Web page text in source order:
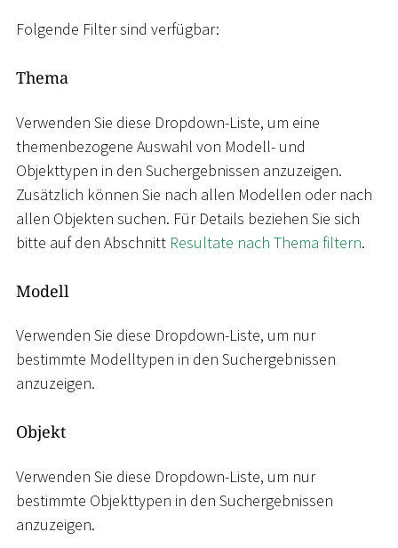
Folgende Filter sind verfügbar:
Thema
Verwenden Sie diese Dropdown-Liste, um eine
themenbezogene Auswahl von Modell- und
Objekttypen in den Suchergebnissen anzuzeigen.
Zusätzlich können Sie nach allen Modellen oder nach
allen Objekten suchen. Für Details beziehen Sie sich
bitte auf den Abschnitt Resultate nach Thema filtern.
Modell
Verwenden Sie diese Dropdown-Liste, um nur
bestimmte Modelltypen in den Suchergebnissen
anzuzeigen.
Objekt
Verwenden Sie diese Dropdown-Liste, um nur
bestimmte Objekttypen in den Suchergebnissen
anzuzeigen.